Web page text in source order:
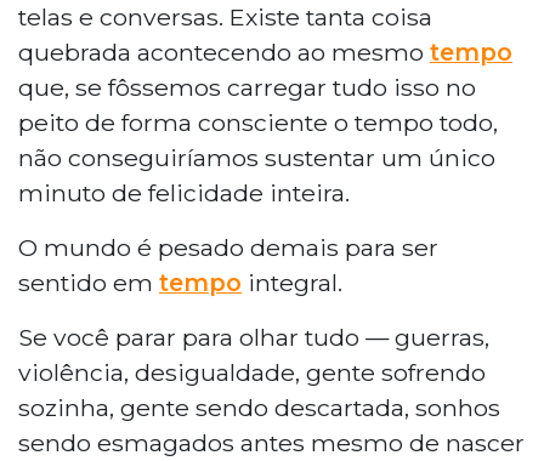
telas e conversas. Existe tanta coisa
quebrada acontecendo ao mesmo tempo
que, se fôssemos carregar tudo isso no
peito de forma consciente o tempo todo,
não conseguiríamos sustentar um único
minuto de felicidade inteira.
O mundo é pesado demais para ser
sentido em tempo integral.
Se você parar para olhar tudo — guerras,
violência, desigualdade, gente sofrendo
sozinha, gente sendo descartada, sonhos
sendo esmagados antes mesmo de nascer